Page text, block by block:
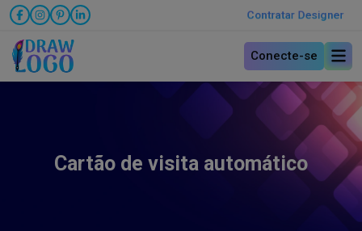
Contratar Designer
Conecte-se
Cartão de visita automático